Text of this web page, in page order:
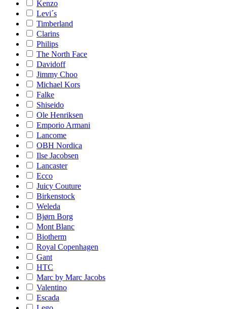
Kenzo
Levi´s
Timberland
Clarins
Philips
The North Face
Davidoff
Jimmy Choo
Michael Kors
Falke
Shiseido
Ole Henriksen
Emporio Armani
Lancome
OBH Nordica
Ilse Jacobsen
Lancaster
Ecco
Juicy Couture
Birkenstock
Weleda
Bjørn Borg
Mont Blanc
Biotherm
Royal Copenhagen
Gant
HTC
Marc by Marc Jacobs
Valentino
Escada